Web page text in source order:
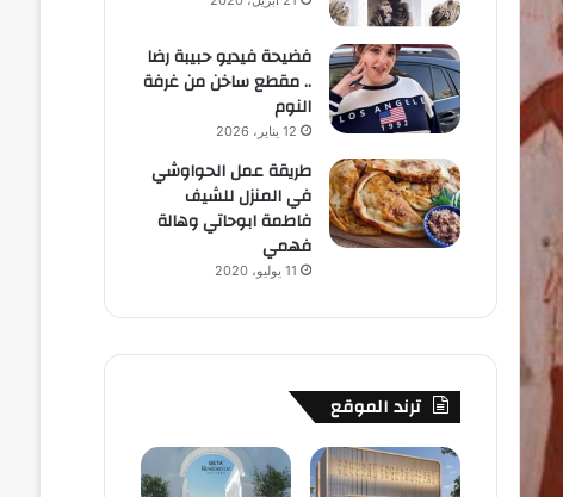
فضيحة فيديو حبيبة رضا
.. مقطع ساخن من غرفة
النوم
12 يناير، 2026
طريقة عمل الحواوشي
في المنزل للشيف
فاطمة ابوحاتي وهالة
فهمي
11 يوليو، 2020
ترند الموقع